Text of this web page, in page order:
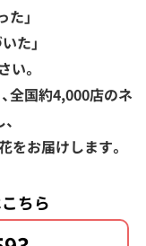
」
た」
い。
全国約4,000店のネ
をお届けします。
ちら